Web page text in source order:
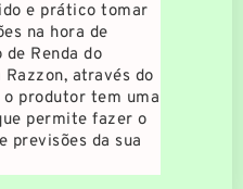
e prático tomar
na hora de
Renda do
através do
produtor tem uma
permite fazer o
previsões da sua